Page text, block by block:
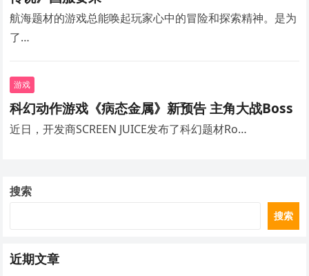
航海题材的游戏总能唤起玩家心中的冒险和探索精神。是为
了…
游戏
科幻动作游戏《病态金属》新预告 主角大战Boss
近日，开发商SCREEN JUICE发布了科幻题材Ro…
搜索
搜索
近期文章